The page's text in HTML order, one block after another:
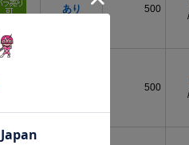
あり 500
500